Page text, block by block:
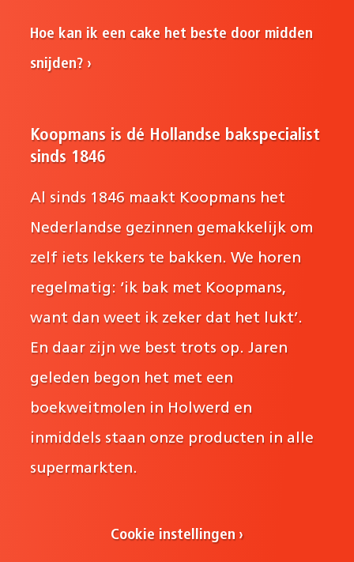
Hoe kan ik een cake het beste door midden
snijden?
Koopmans is dé Hollandse bakspecialist
sinds 1846
Al sinds 1846 maakt Koopmans het
Nederlandse gezinnen gemakkelijk om
zelf iets lekkers te bakken. We horen
regelmatig: ‘ik bak met Koopmans,
want dan weet ik zeker dat het lukt’.
En daar zijn we best trots op. Jaren
geleden begon het met een
boekweitmolen in Holwerd en
inmiddels staan onze producten in alle
supermarkten.
Cookie instellingen